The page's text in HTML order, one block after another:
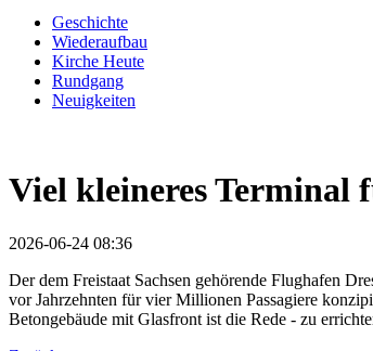
Geschichte
Wiederaufbau
Kirche Heute
Rundgang
Neuigkeiten
Viel kleineres Terminal
2026-06-24 08:36
Der dem Freistaat Sachsen gehörende Flughafen
vor Jahrzehnten für vier Millionen Passagiere
Betongebäude mit Glasfront ist die Rede - zu